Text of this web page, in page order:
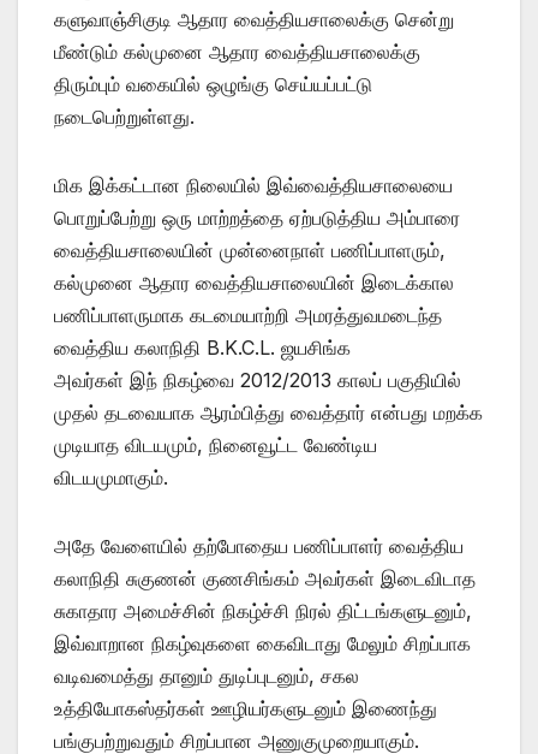
களுவாஞ்சிகுடி ஆதார வைத்தியசாலைக்கு சென்று
மீண்டும் கல்முனை ஆதார வைத்தியசாலைக்கு
திரும்பும் வகையில் ஒழுங்கு செய்யப்பட்டு
நடைபெற்றுள்ளது.
மிக இக்கட்டான நிலையில் இவ்வைத்தியசாலையை
பொறுப்பேற்று ஒரு மாற்றத்தை ஏற்படுத்திய அம்பாரை
வைத்தியசாலையின் முன்னைநாள் பணிப்பாளரும்,
கல்முனை ஆதார வைத்தியசாலையின் இடைக்கால
பணிப்பாளருமாக கடமையாற்றி அமரத்துவமடைந்த
வைத்திய கலாநிதி B.K.C.L. ஜயசிங்க
அவர்கள் இந் நிகழ்வை 2012/2013 காலப் பகுதியில்
முதல் தடவையாக ஆரம்பித்து வைத்தார் என்பது மறக்க
முடியாத விடயமும், நினைவூட்ட வேண்டிய
விடயமுமாகும்.
அதே வேளையில் தற்போதைய பணிப்பாளர் வைத்திய
கலாநிதி சுகுணன் குணசிங்கம் அவர்கள் இடைவிடாத
சுகாதார அமைச்சின் நிகழ்ச்சி நிரல் திட்டங்களுடனும்,
இவ்வாறான நிகழ்வுகளை கைவிடாது மேலும் சிறப்பாக
வடிவமைத்து தானும் துடிப்புடனும், சகல
உத்தியோகஸ்தர்கள் ஊழியர்களுடனும் இணைந்து
பங்குபற்றுவதும் சிறப்பான அணுகுமுறையாகும்.